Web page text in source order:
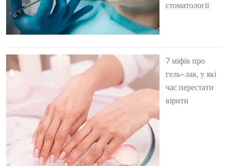
стоматології
7 міфів про
гель-лак, у які
час перестати
вірити